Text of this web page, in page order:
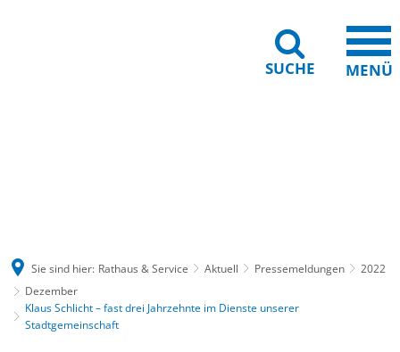
SUCHE MENÜ
Sie sind hier: Rathaus & Service Aktuell Pressemeldungen
2022
Dezember
Klaus Schlicht – fast drei Jahrzehnte im Dienste unserer
Stadtgemeinschaft